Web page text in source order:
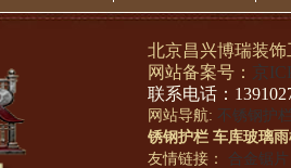
北京昌兴博瑞装
网站备案号： 京
联系电话：
网站导航: 不锈钢护栏
锈钢护栏 车库玻璃雨
友情链接： 合金锯片